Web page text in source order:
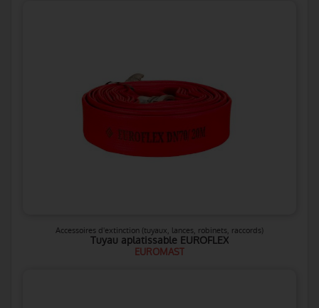
Accessoires d'extinction (tuyaux, lances, robinets, raccords)
Tuyau aplatissable EUROFLEX
EUROMAST